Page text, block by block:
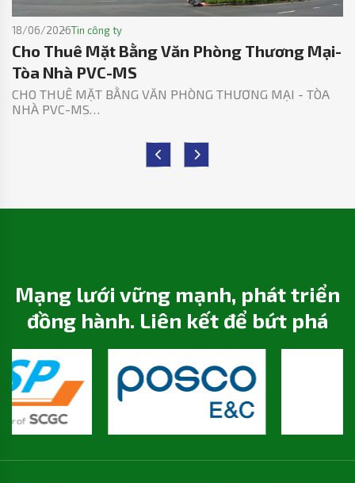
18/06/2026Tin công ty
Cho Thuê Mặt Bằng Văn Phòng Thương Mại-
Tòa Nhà PVC-MS
CHO THUÊ MẶT BẰNG VĂN PHÒNG THƯƠNG MẠI - TÒA
NHÀ PVC-MS
Chúng tôi, Công ty Cổ phần Kết cấu Kim loại và Lắp máy
Dầu khí (PVC-MS) hiện đang cho thuê mặt bằng Văn
Mạng lưới vững mạnh, phát triển
đồng hành. Liên kết để bứt phá